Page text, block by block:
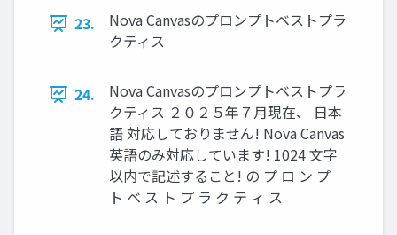
23.
Nova Canvasのプロンプトベストプラ
クティス
24.
Nova Canvasのプロンプトベストプラ
クティス ２０２５年７月現在、 日本
語 対応しておりません! Nova Canvas
英語のみ対応しています! 1024 文字
以内で記述すること! の プ ロ ン プ
ト ベ ス ト プ ラ ク テ ィ ス